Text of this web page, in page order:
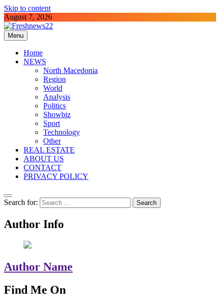
Skip to content
August 7, 2026
Freshnews22
Best News Website in North Macedonia
Menu
Home
NEWS
North Macedonia
Region
World
Analysis
Politics
Showbiz
Sport
Technology
Other
REAL ESTATE
ABOUT US
CONTACT
PRIVACY POLICY
Search for:
Author Info
Author Name
Find Me On